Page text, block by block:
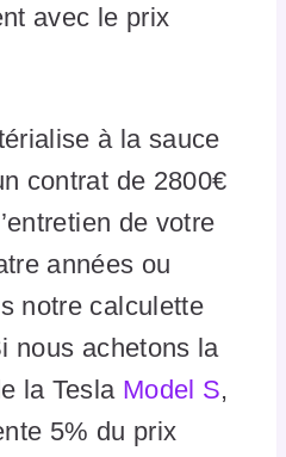
avec le prix
à la sauce
contrat de 2800€
de votre
années ou
notre calculette
nous achetons la
la Tesla Model S,
5% du prix